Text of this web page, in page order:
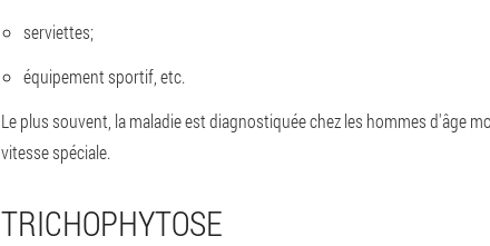
serviettes;
équipement sportif, etc.
Le plus souvent, la maladie est diagnostiquée chez les hommes d'âge
vitesse spéciale.
TRICHOPHYTOSE